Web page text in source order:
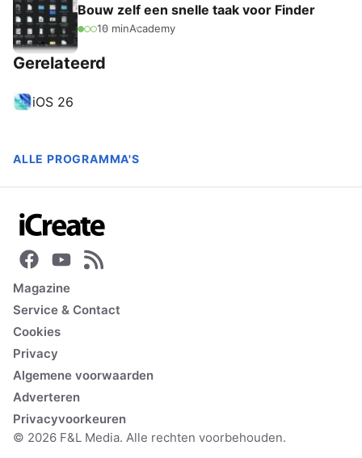
Gerelateerd
iOS 26
ALLE PROGRAMMA'S
Bouw zelf een snelle taak voor Finder
10 minAcademy
Magazine
Service & Contact
Cookies
Privacy
Algemene voorwaarden
Adverteren
Privacyvoorkeuren
© 2026 F&L Media. Alle rechten voorbehouden.